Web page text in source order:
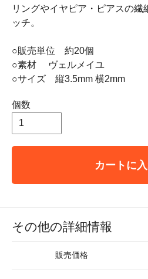
リングやイヤピア・ピアスの繊
ッチ。
○販売単位 約20個
○素材 ヴェルメイユ
○サイズ 縦3.5mm 横2mm
個数
カートに
その他の詳細情報
販売価格